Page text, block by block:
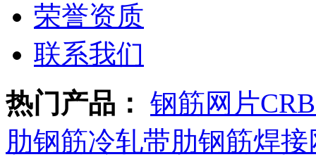
荣誉资质
联系我们
热门产品： 钢筋网片
肋钢筋冷轧带肋钢筋焊接